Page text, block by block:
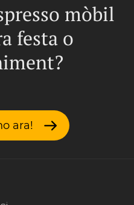
mòbil
festa o
ara!